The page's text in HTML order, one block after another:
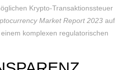
Krypto-Transaktionssteuer
Market Report 2023 auf
komplexen regulatorischen